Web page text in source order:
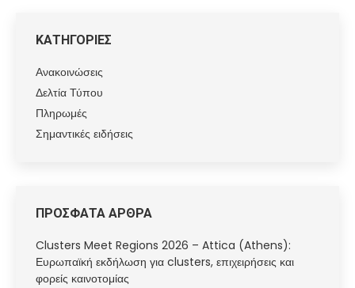
ΚΑΤΗΓΟΡΙΕΣ
Ανακοινώσεις
Δελτία Τύπου
Πληρωμές
Σημαντικές ειδήσεις
ΠΡΟΣΦΑΤΑ ΑΡΘΡΑ
Clusters Meet Regions 2026 – Attica (Athens):
Ευρωπαϊκή εκδήλωση για clusters, επιχειρήσεις και
φορείς καινοτομίας